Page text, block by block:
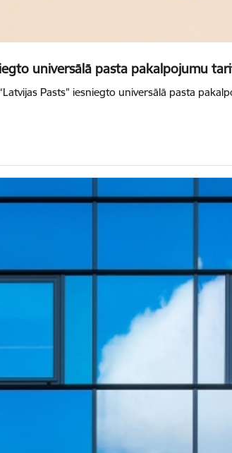
universālā pasta pakalpojumu
Pasts” iesniegto universālā pasta